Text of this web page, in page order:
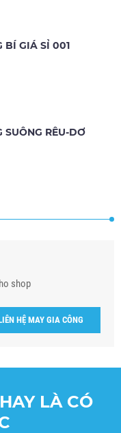
BÍ GIÁ SỈ 001
SUÔNG RÊU-DƠ
shop
HỆ MAY GIA CÔNG
LÀ CÓ